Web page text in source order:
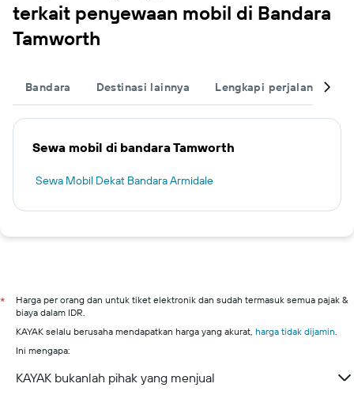
terkait penyewaan mobil di Bandara
Tamworth
Bandara Destinasi lainnya Lengkapi perjalanan
Sewa mobil di bandara Tamworth
Sewa Mobil Dekat Bandara Armidale
*
Harga per orang dan untuk tiket elektronik dan sudah termasuk semua pajak &
biaya dalam IDR.
KAYAK selalu berusaha mendapatkan harga yang akurat, harga tidak dijamin.
Ini mengapa:
KAYAK bukanlah pihak yang menjual